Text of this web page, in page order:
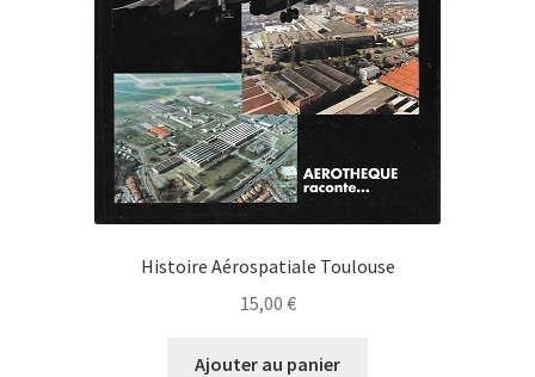
Histoire Aérospatiale Toulouse
15,00 €
Ajouter au panier